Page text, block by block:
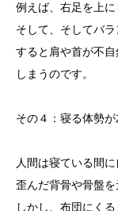
例えば、右足を上に
そして、そしてバ
すると肩や首が不
しまうのです。
その４：寝る体勢
人間は寝ている間
歪んだ背骨や骨盤を
しかし、布団にく